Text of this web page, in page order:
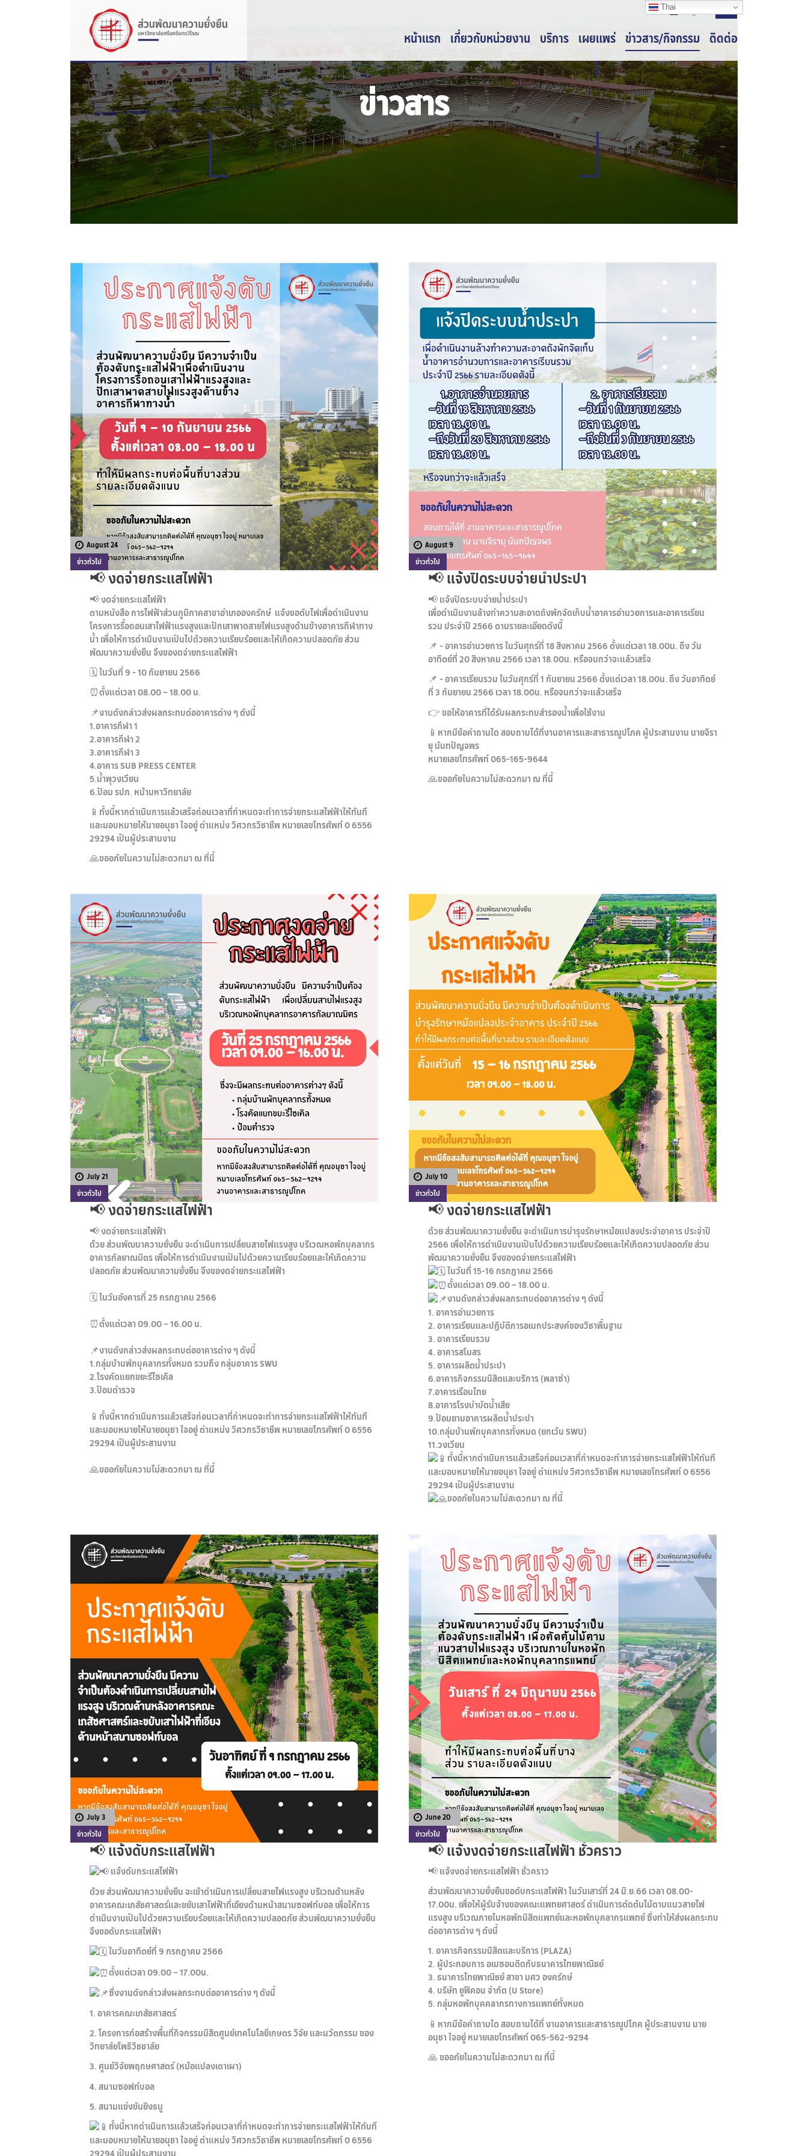
หน้าแรก เกี่ยวกับหน่วยงาน บริการ เผยแพร่ ข่าวสาร/กิจกรรม ติดต่อ
ข่าวสาร
August 24
ข่าวทั่วไป
📢 งดจ่ายกระแสไฟฟ้า
📢 งดจ่ายกระแสไฟฟ้า
ตามหนังสือ การไฟฟ้าส่วนภูมิภาคสาขาอำเภอองครักษ์ แจ้งขอดับไฟเพื่อดำเนินงาน
โครงการรื้อถอนเสาไฟฟ้าแรงสูงและปักเสาพาดสายไฟแรงสูงด้านข้างอาคารกีฬาทาง
น้ำ เพื่อให้การดำเนินงานเป็นไปด้วยความเรียบร้อยและให้เกิดความปลอดภัย ส่วน
พัฒนาความยั่งยืน จึงของดจ่ายกระแสไฟฟ้า
🗓 ในวันที่ 9 - 10 กันยายน 2566
⏰ตั้งแต่เวลา 08.00 – 18.00 น.
📌งานดังกล่าวส่งผลกระทบต่ออาคารต่าง ๆ ดังนี้
1.อาคารกีฬา 1
2.อาคารกีฬา 2
3.อาคารกีฬา 3
4.อาคาร SUB PRESS CENTER
5.น้ำพุวงเวียน
6.ป้อม รปภ. หน้ามหาวิทยาลัย
📱ทั้งนี้หากดำเนินการแล้วเสร็จก่อนเวลาที่กำหนดจะทำการจ่ายกระแสไฟฟ้าให้ทันที
และมอบหมายให้นายอนุชา ใจอยู่ ตำแหน่ง วิศวกรวิชาชีพ หมายเลขโทรศัพท์ 0 6556
29294 เป็นผู้ประสานงาน
🙏ขออภัยในความไม่สะดวกมา ณ ที่นี้
August 9
ข่าวทั่วไป
📢 แจ้งปิดระบบจ่ายน้ำประปา
📢 แจ้งปิดระบบจ่ายน้ำประปา
เพื่อดำเนินงานล้างทำความสะอาดถังพักจัดเก็บน้ำอาคารอำนวยการและอาคารเรียน
รวม ประจำปี 2566 ตามรายละเอียดดังนี้
📌 - อาคารอำนวยการ ในวันศุกร์ที่ 18 สิงหาคม 2566 ตั้งแต่เวลา 18.00น. ถึง วัน
อาทิตย์ที่ 20 สิงหาคม 2566 เวลา 18.00น. หรือจนกว่าจะแล้วเสร็จ
📌 - อาคารเรียนรวม ในวันศุกร์ที่ 1 กันยายน 2566 ตั้งแต่เวลา 18.00น. ถึง วันอาทิตย์
ที่ 3 กันยายน 2566 เวลา 18.00น. หรือจนกว่าจะแล้วเสร็จ
👉 ขอให้อาคารที่ได้รับผลกระทบสำรองน้ำเพื่อใช้งาน
📱หากมีข้อคำถามใด สอบถามได้ที่งานอาคารและสาธารณูปโภค ผู้ประสานงาน นายจิรา
ยุ นันทปัญจพร
หมายเลขโทรศัพท์ 065-165-9644
🙏ขออภัยในความไม่สะดวกมา ณ ที่นี้
July 21
ข่าวทั่วไป
📢 งดจ่ายกระแสไฟฟ้า
📢 งดจ่ายกระแสไฟฟ้า
ด้วย ส่วนพัฒนาความยั่งยืน จะดำเนินการเปลี่ยนสายไฟแรงสูง บริเวณหอพักบุคลากร
อาคารกัลยาณมิตร เพื่อให้การดำเนินงานเป็นไปด้วยความเรียบร้อยและให้เกิดความ
ปลอดภัย ส่วนพัฒนาความยั่งยืน จึงของดจ่ายกระแสไฟฟ้า
🗓 ในวันอังคารที่ 25 กรกฎาคม 2566
⏰ตั้งแต่เวลา 09.00 – 16.00 น.
📌งานดังกล่าวส่งผลกระทบต่ออาคารต่าง ๆ ดังนี้
1.กลุ่มบ้านพักบุคลากรทั้งหมด รวมถึง กลุ่มอาคาร SWU
2.โรงคัดแยกขยะรีไซเคิล
3.ป้อมตำรวจ
📱ทั้งนี้หากดำเนินการแล้วเสร็จก่อนเวลาที่กำหนดจะทำการจ่ายกระแสไฟฟ้าให้ทันที
และมอบหมายให้นายอนุชา ใจอยู่ ตำแหน่ง วิศวกรวิชาชีพ หมายเลขโทรศัพท์ 0 6556
29294 เป็นผู้ประสานงาน
🙏ขออภัยในความไม่สะดวกมา ณ ที่นี้
July 10
ข่าวทั่วไป
📢 งดจ่ายกระแสไฟฟ้า
ด้วย ส่วนพัฒนาความยั่งยืน จะดำเนินการบำรุงรักษาหม้อแปลงประจำอาคาร ประจำปี
2566 เพื่อให้การดำเนินงานเป็นไปด้วยความเรียบร้อยและให้เกิดความปลอดภัย ส่วน
พัฒนาความยั่งยืน จึงของดจ่ายกระแสไฟฟ้า
ในวันที่ 15-16 กรกฎาคม 2566
ตั้งแต่เวลา 09.00 – 18.00 น.
งานดังกล่าวส่งผลกระทบต่ออาคารต่าง ๆ ดังนี้
1. อาคารอำนวยการ
2. อาคารเรียนและปฏิบัติการอเนกประสงค์ของวิชาพื้นฐาน
3. อาคารเรียนรวม
4. อาคารสโมสร
5. อาคารผลิตน้ำประปา
6.อาคารกิจกรรมนิสิตและบริการ (พลาซ่า)
7.อาคารเรือนไทย
8.อาคารโรงบำบัดน้ำเสีย
9.ป้อมยามอาคารผลิตน้ำประปา
10.กลุ่มบ้านพักบุคลากรทั้งหมด (ยกเว้น SWU)
11.วงเวียน
ทั้งนี้หากดำเนินการแล้วเสร็จก่อนเวลาที่กำหนดจะทำการจ่ายกระแสไฟฟ้าให้ทันที
และมอบหมายให้นายอนุชา ใจอยู่ ตำแหน่ง วิศวกรวิชาชีพ หมายเลขโทรศัพท์ 0 6556
29294 เป็นผู้ประสานงาน
ขออภัยในความไม่สะดวกมา ณ ที่นี้
July 3
ข่าวทั่วไป
📢 แจ้งดับกระแสไฟฟ้า
แจ้งดับกระแสไฟฟ้า
ด้วย ส่วนพัฒนาความยั่งยืน จะเข้าดำเนินการเปลี่ยนสายไฟแรงสูง บริเวณด้านหลัง
อาคารคณะเภสัชศาสตร์และขยับเสาไฟฟ้าที่เอียงด้านหน้าสนามซอฟท์บอล เพื่อให้การ
ดำเนินงานเป็นไปด้วยความเรียบร้อยและให้เกิดความปลอดภัย ส่วนพัฒนาความยั่งยืน
จึงขอดับกระแสไฟฟ้า
ในวันอาทิตย์ที่ 9 กรกฎาคม 2566
ตั้งแต่เวลา 09.00 – 17.00น.
ซึ่งงานดังกล่าวส่งผลกระทบต่ออาคารต่าง ๆ ดังนี้
1. อาคารคณะเภสัชศาสตร์
2. โครงการก่อสร้างพื้นที่กิจกรรมนิสิตศูนย์เทคโนโลยีเกษตร วิจัย และนวัตกรรม ของ
วิทยาลัยโพธิวิชชาลัย
3. ศูนย์วิจัยพฤกษศาสตร์ (หม้อแปลงเตาเผา)
4. สนามซอฟท์บอล
5. สนามแข่งขันยิงธนู
ทั้งนี้หากดำเนินการแล้วเสร็จก่อนเวลาที่กำหนดจะทำการจ่ายกระแสไฟฟ้าให้ทันที
และมอบหมายให้นายอนุชา ใจอยู่ ตำแหน่ง วิศวกรวิชาชีพ หมายเลขโทรศัพท์ 0 6556
June 20
ข่าวทั่วไป
📢 แจ้งงดจ่ายกระแสไฟฟ้า ชั่วคราว
📢 แจ้งงดจ่ายกระแสไฟฟ้า ชั่วคราว
ส่วนพัฒนาความยั่งยืนขอดับกระแสไฟฟ้า ในวันเสาร์ที่ 24 มิ.ย.66 เวลา 08.00-
17.00น. เพื่อให้ผู้รับจ้างของคณะแพทยศาสตร์ ดำเนินการตัดต้นไม้ตามแนวสายไฟ
แรงสูง บริเวณภายในหอพักนิสิตแพทย์และหอพักบุคลากรแพทย์ ซึ่งทำให้ส่งผลกระทบ
ต่ออาคารต่าง ๆ ดังนี้
1. อาคารกิจกรรมนิสิตและบริการ (PLAZA)
2. ผู้ประกอบการ อเมซอนติดกับธนาคารไทยพาณิชย์
3. ธนาคารไทยพาณิชย์ สาขา มศว องครักษ์
4. บริษัท ยูฟิคอน จำกัด (U Store)
5. กลุ่มหอพักบุคคลากรทางการแพทย์ทั้งหมด
📱หากมีข้อคำถามใด สอบถามได้ที่ งานอาคารและสาธารณูปโภค ผู้ประสานงาน นาย
อนุชา ใจอยู่ หมายเลขโทรศัพท์ 065-562-9294
🙏 ขออภัยในความไม่สะดวกมา ณ ที่นี้
Thai
Thai
Thai